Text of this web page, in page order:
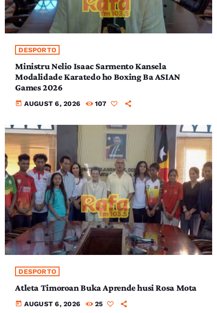
DESPORTO
Ministru Nelio Isaac Sarmento Kansela
Modalidade Karatedo ho Boxing Ba ASIAN
Games 2026
today AUGUST 6, 2026 107
DESPORTO
Atleta Timoroan Buka Aprende husi Rosa Mota
today AUGUST 6, 2026 25